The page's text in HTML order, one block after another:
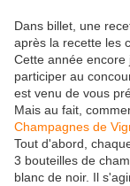
Dans billet, une
après la recette les
Cette année
participer au
est venu de vous
Mais au fait,
Champagnes de
Tout d'abord,
3 bouteilles de
blanc de noir. Il